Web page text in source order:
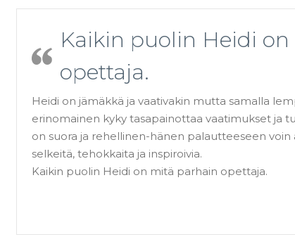
Kaikin puolin Heidi
opettaja.
Heidi on jämäkkä ja vaativakin mutta samalla
erinomainen kyky tasapainottaa vaatimukset ja
on suora ja rehellinen-hänen palautteeseen
selkeitä, tehokkaita ja inspiroivia.
Kaikin puolin Heidi on mitä parhain opettaja.